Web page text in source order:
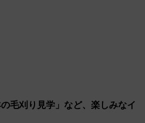
毛刈り見学」など、楽しみなイ